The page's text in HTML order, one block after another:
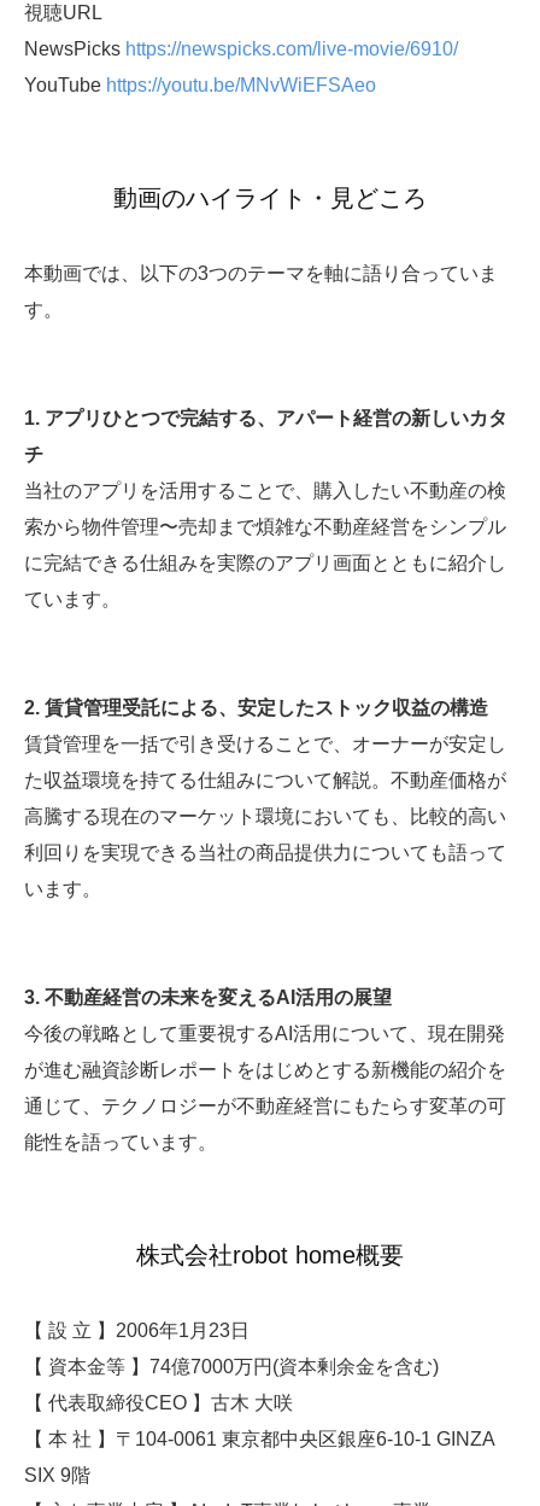
視聴URL
NewsPicks https://newspicks.com/live-movie/6910/
YouTube https://youtu.be/MNvWiEFSAeo
動画のハイライト・見どころ
本動画では、以下の3つのテーマを軸に語り合っていま
す。
1. アプリひとつで完結する、アパート経営の新しいカタ
チ
当社のアプリを活用することで、購入したい不動産の検
索から物件管理〜売却まで煩雑な不動産経営をシンプル
に完結できる仕組みを実際のアプリ画面とともに紹介し
ています。
2. 賃貸管理受託による、安定したストック収益の構造
賃貸管理を一括で引き受けることで、オーナーが安定し
た収益環境を持てる仕組みについて解説。不動産価格が
高騰する現在のマーケット環境においても、比較的高い
利回りを実現できる当社の商品提供力についても語って
います。
3. 不動産経営の未来を変えるAI活用の展望
今後の戦略として重要視するAI活用について、現在開発
が進む融資診断レポートをはじめとする新機能の紹介を
通じて、テクノロジーが不動産経営にもたらす変革の可
能性を語っています。
株式会社robot home概要
【 設 立 】2006年1月23日
【 資本金等 】74億7000万円(資本剰余金を含む)
【 代表取締役CEO 】古木 大咲
【 本 社 】〒104-0061 東京都中央区銀座6-10-1 GINZA
SIX 9階